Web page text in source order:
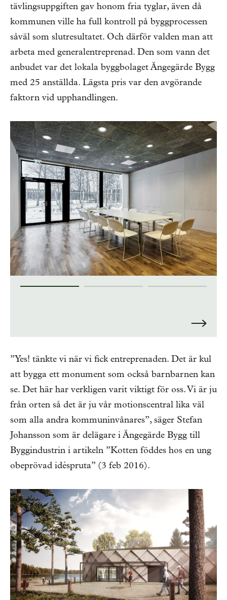
tävlingsuppgiften gav honom fria tyglar, även då
kommunen ville ha full kontroll på byggprocessen
såväl som slutresultatet. Och därför valden man att
arbeta med generalentreprenad. Den som vann det
anbudet var det lokala byggbolaget Ängegärde Bygg
med 25 anställda. Lägsta pris var den avgörande
faktorn vid upphandlingen.
”Yes! tänkte vi när vi fick entreprenaden. Det är kul
att bygga ett monument som också barnbarnen kan
se. Det här har verkligen varit viktigt för oss. Vi är ju
från orten så det är ju vår motionscentral lika väl
som alla andra kommuninvånares”, säger Stefan
Johansson som är delägare i Ängegärde Bygg till
Byggindustrin i artikeln ”Kotten föddes hos en ung
obeprövad idéspruta” (3 feb 2016).